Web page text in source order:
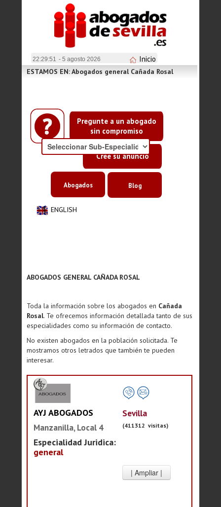
22:29:52 - 5 agosto 2026 Inicio
Pregunte a un abogado
sin compromiso
Cree su anuncio
ESTAMOS EN: Abogados general Cañada Rosal
ENGLISH
Abogados Blog
ABOGADOS GENERAL CAÑADA ROSAL
Toda la información sobre los abogados en Cañada
Rosal. Te ofrecemos información detallada tanto de sus
especialidades como su información de contacto.
No existen abogados en la población solicitada. Te
mostramos otros letrados que también te pueden
interesar.
AYJ ABOGADOS
Manzanilla, Local 4
Especialidad Juridica:
general
Sevilla
(411312 visitas)